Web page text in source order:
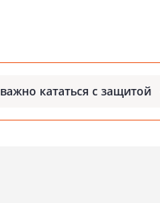
кататься с защитой